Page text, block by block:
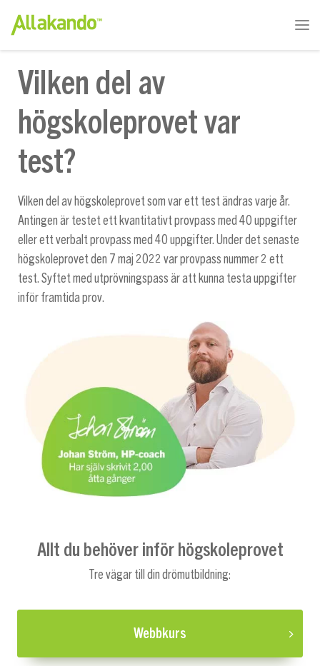
Vilken del av
högskoleprovet var
test?
Vilken del av högskoleprovet som var ett test ändras varje år.
Antingen är testet ett kvantitativt provpass med 40 uppgifter
eller ett verbalt provpass med 40 uppgifter. Under det senaste
högskoleprovet den 7 maj 2022 var provpass nummer 2 ett
test. Syftet med utprövningspass är att kunna testa uppgifter
inför framtida prov.
Allt du behöver inför högskoleprovet
Tre vägar till din drömutbildning:
Webbkurs